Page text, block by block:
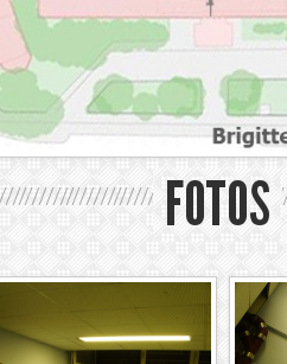
FOTOS